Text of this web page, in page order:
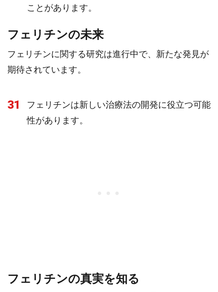
ことがあります。
フェリチンの未来
フェリチンに関する研究は進行中で、新たな発見が
期待されています。
31
フェリチンは新しい治療法の開発に役立つ可能
性があります。
フェリチンの真実を知る